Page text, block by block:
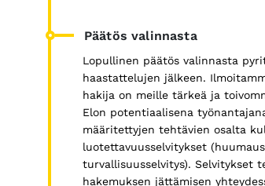
Päätös valinnasta
Lopullinen päätös valinnasta
haastattelujen jälkeen.
hakija on meille tärkeä ja
Elon potentiaalisena
määritettyjen tehtävien osalta
luotettavuusselvitykset
turvallisuusselvitys). Selvitykset
hakemuksen jättämisen